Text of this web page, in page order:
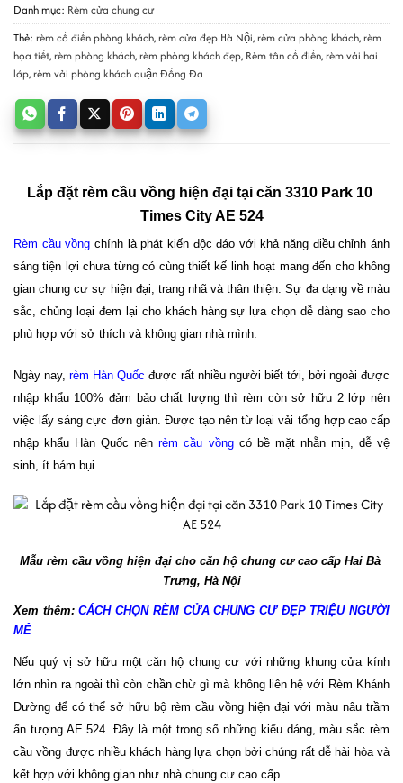
Danh mục: Rèm cửa chung cư
Thẻ: rèm cổ điển phòng khách,rèm cửa đẹp Hà Nội,rèm cửa phòng khách,rèm
họa tiết,rèm phòng khách,rèm phòng khách đẹp, Rèm tân cổ điển,rèm vải hai
lớp,rèm vải phòng khách quận Đống Đa
Lắp đặt rèm cầu vồng hiện đại tại căn 3310 Park 10
Times City AE 524
Rèm cầu vồng chính là phát kiến độc đáo với khả năng điều chỉnh ánh
sáng tiện lợi chưa từng có cùng thiết kế linh hoạt mang đến cho không
gian chung cư sự hiện đại, trang nhã và thân thiện. Sự đa dạng về màu
sắc, chủng loại đem lại cho khách hàng sự lựa chọn dễ dàng sao cho
phù hợp với sở thích và không gian nhà mình.
Ngày nay, rèm Hàn Quốc được rất nhiều người biết tới, bởi ngoài được
nhập khẩu 100% đảm bảo chất lượng thì rèm còn sở hữu 2 lớp nên
việc lấy sáng cực đơn giản. Được tạo nên từ loại vải tổng hợp cao cấp
nhập khẩu Hàn Quốc nênrèm cầu vồngcó bề mặt nhẵn mịn, dễ vệ
sinh, ít bám bụi.
Mẫu rèm cầu vồng hiện đại cho căn hộ chung cư cao cấp Hai Bà
Trưng, Hà Nội
Xem thêm: CÁCH CHỌN RÈM CỬA CHUNG CƯ ĐẸP TRIỆU NGƯỜI
MÊ
Nếu quý vị sở hữu một căn hộ chung cư với những khung cửa kính
lớn nhìn ra ngoài thì còn chần chừ gì mà không liên hệ với Rèm Khánh
Đường để có thể sở hữu bộ rèm cầu vồng hiện đại với màu nâu trầm
ấn tượng AE 524. Đây là một trong số những kiểu dáng, màu sắc rèm
cầu vồng được nhiều khách hàng lựa chọn bởi chúng rất dễ hài hòa và
kết hợp với không gian như nhà chung cư cao cấp.